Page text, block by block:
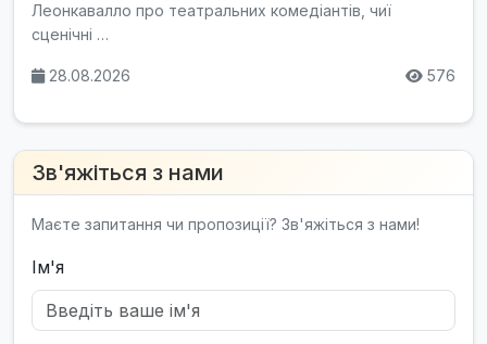
Леонкавалло про театральних комедіантів, чиї
сценічні …
28.08.2026 576
Зв'яжіться з нами
Маєте запитання чи пропозиції? Зв'яжіться з нами!
Ім'я